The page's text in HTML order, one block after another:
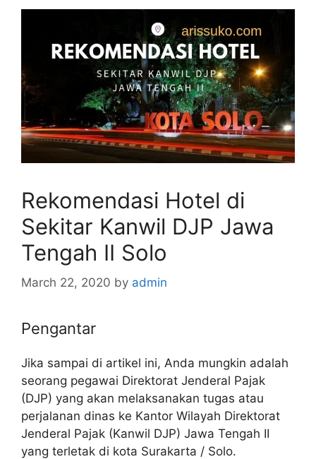
Rekomendasi Hotel di
Sekitar Kanwil DJP Jawa
Tengah II Solo
March 22, 2020 by admin
Pengantar
Jika sampai di artikel ini, Anda mungkin adalah
seorang pegawai Direktorat Jenderal Pajak
(DJP) yang akan melaksanakan tugas atau
perjalanan dinas ke Kantor Wilayah Direktorat
Jenderal Pajak (Kanwil DJP) Jawa Tengah II
yang terletak di kota Surakarta / Solo.